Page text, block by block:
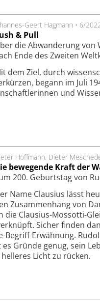
Geert Hagmann • 6/
& Pull
die Abwanderung von
Ende des Zweiten
dem Ziel, durch
begann im Juli
und
Hoffmann, Dieter
bewegende Kraft der
200. Geburtstag von
Name Clausius lässt
Zusammenhang von
die Clausius-Mossotti-
Sicher finden
Begriff Erwähnung.
Gründe genug, sein
Licht zu rücken.